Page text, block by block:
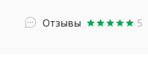
Отзывы starstarstarstarstar 5